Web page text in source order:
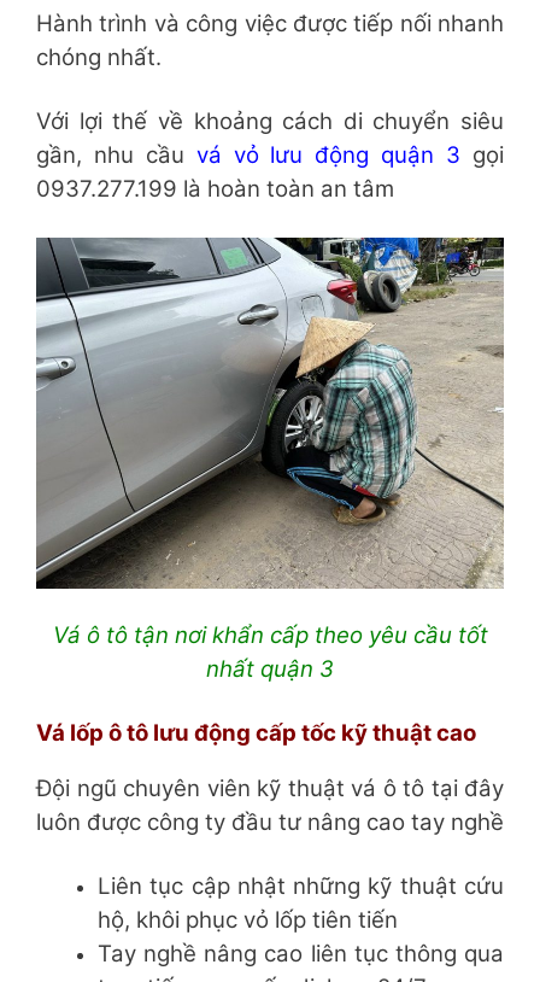
Hành trình và công việc được tiếp nối nhanh
chóng nhất.
Với lợi thế về khoảng cách di chuyển siêu
gần, nhu cầu vá vỏ lưu động quận 3 gọi
0937.277.199 là hoàn toàn an tâm
Vá ô tô tận nơi khẩn cấp theo yêu cầu tốt
nhất quận 3
Vá lốp ô tô lưu động cấp tốc kỹ thuật cao
Đội ngũ chuyên viên kỹ thuật vá ô tô tại đây
luôn được công ty đầu tư nâng cao tay nghề
Liên tục cập nhật những kỹ thuật cứu
hộ, khôi phục vỏ lốp tiên tiến
Tay nghề nâng cao liên tục thông qua